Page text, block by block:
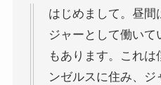
はじめまして。昼間
ジャーとして働い
もあります。これ
ンゼルスに住み、